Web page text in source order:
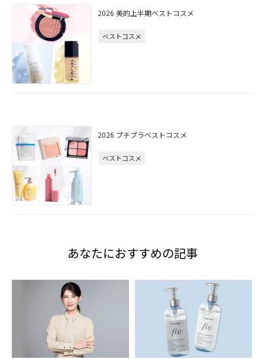
2026 美的上半期ベストコスメ
ベストコスメ
2026 プチプラベストコスメ
ベストコスメ
あなたにおすすめの記事